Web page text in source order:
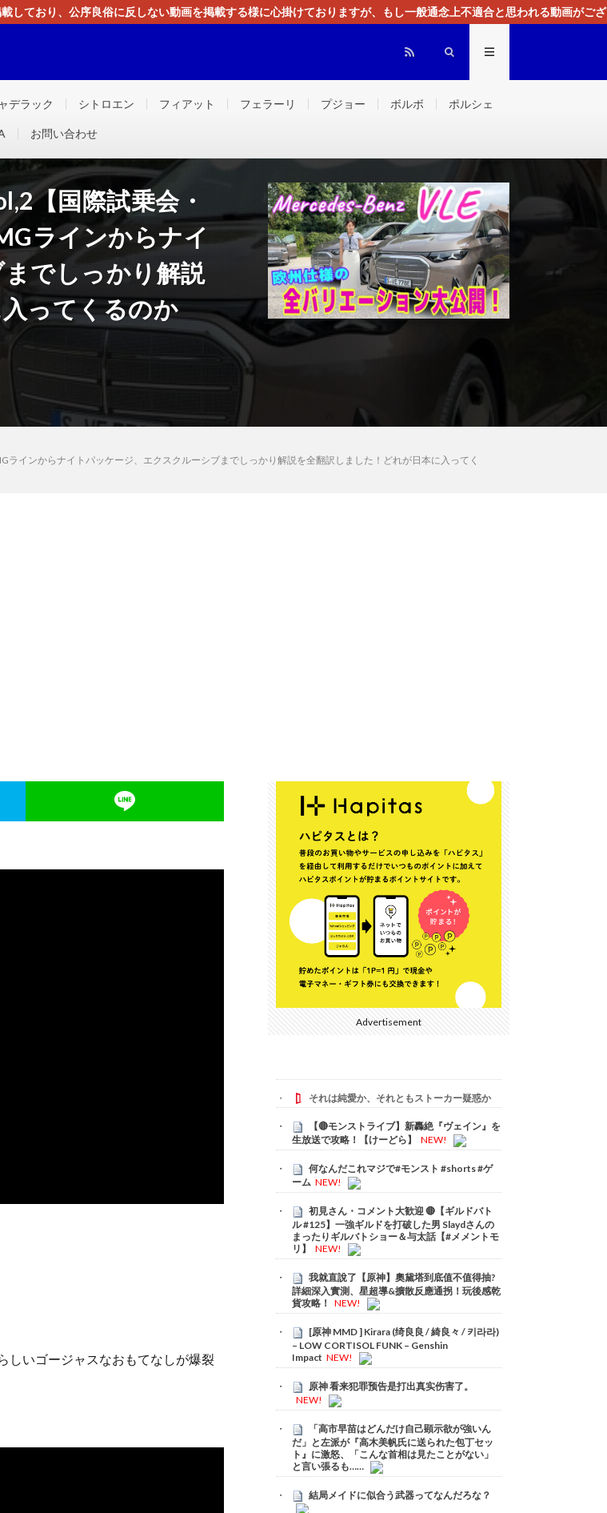
ており、公序良俗に反しない動画を掲載する様に心掛けておりますが、もし一般通念上不適合と思われる動画がござ
デラック シトロエン フィアット フェラーリ プジョー ボルボ ポルシェ
お問い合わせ
【国際試乗会・
ラインからナイ
でしっかり解説
ってくるのか
インからナイトパッケージ、エクスクルーシブまでしっかり解説を全翻訳しました！どれが日本に入ってく
しいゴージャスなおもてなしが爆裂
Advertisement
それは純愛か、それともストーカー疑惑か
【🔴モンストライブ】新轟絶『ヴェイン』を
生放送で攻略！【けーどら】
NEW!
何なんだこれマジで#モンスト #shorts #ゲ
ーム NEW!
初見さん・コメント大歓迎 🔴【ギルドバト
ル #125】一強ギルドを打破した男 Slaydさんの
まったりギルバトショー＆与太話【#メメントモ
リ】
NEW!
我就直說了【原神】奧黛塔到底值不值得抽?
詳細深入實測、星超導&擴散反應通拐！玩後感乾
貨攻略！
NEW!
[原神 MMD ] Kirara (绮良良 / 綺良々 / 키라라)
– LOW CORTISOL FUNK – Genshin
Impact NEW!
原神 看来犯罪预告是打出真实伤害了。
NEW!
「高市早苗はどんだけ自己顕示欲が強いん
だ」と左派が『高木美帆氏に送られた包丁セッ
ト』に激怒、「こんな首相は見たことがない」
と言い張るも……
結局メイドに似合う武器ってなんだろな？